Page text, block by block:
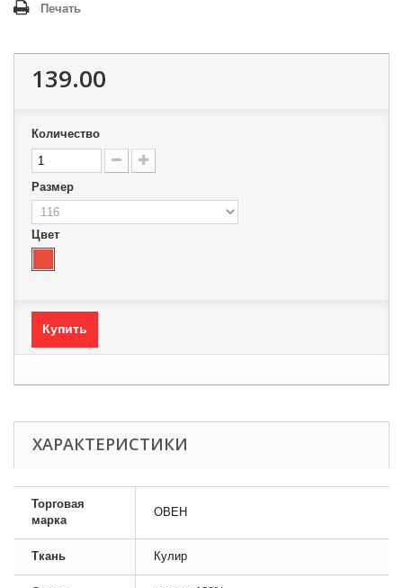
Печать
139.00
Количество
Размер
Цвет
Купить
ХАРАКТЕРИСТИКИ
Торговая
марка
ОВЕН
Ткань Кулир